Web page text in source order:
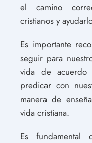
el camino
cristianos y
Es importante
seguir para
vida de
predicar con
manera de
vida cristiana.
Es fundamental